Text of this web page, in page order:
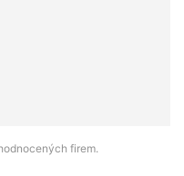
firem.